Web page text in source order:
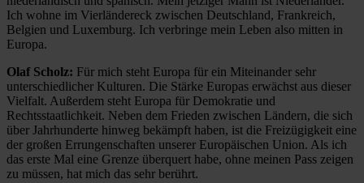
Ich wohne im Vierländereck zwischen Deutschland, Frankreich,
Belgien und Luxemburg. Ich verbringe mein Leben also mitten in
Europa.
Olaf Scholz: Für mich steht Europa für ein Miteinander sehr
unterschiedlicher Kulturen. Die Stärke Europas erwächst aus dieser
Vielfalt. Außerdem steht Europa für Demokratie und
Rechtsstaatlichkeit. Neben dem Frieden zwischen Ländern, die sich
über Jahrhunderte hinweg bekämpft haben, ist die Freizügigkeit eine
der großen Errungenschaften unserer Europäischen Union. Als ich
das erste Mal eine Grenze überquert habe, ohne meinen Pass zeigen
zu müssen, hat mich das sehr berührt.